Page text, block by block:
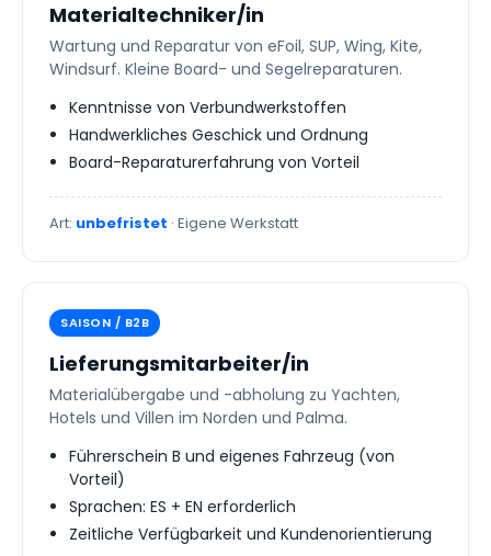
Materialtechniker/in
Wartung und Reparatur von eFoil, SUP, Wing, Kite,
Windsurf. Kleine Board- und Segelreparaturen.
Kenntnisse von Verbundwerkstoffen
Handwerkliches Geschick und Ordnung
Board-Reparaturerfahrung von Vorteil
Art: unbefristet · Eigene Werkstatt
SAISON / B2B
Lieferungsmitarbeiter/in
Materialübergabe und -abholung zu Yachten,
Hotels und Villen im Norden und Palma.
Führerschein B und eigenes Fahrzeug (von
Vorteil)
Sprachen: ES + EN erforderlich
Zeitliche Verfügbarkeit und Kundenorientierung